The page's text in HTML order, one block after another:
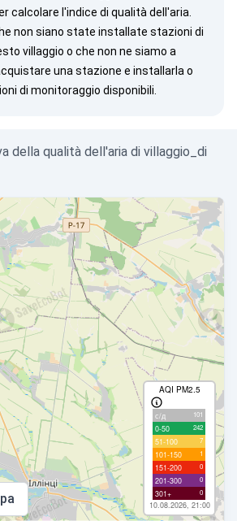
calcolare l'indice di qualità dell'aria.
non siano state installate stazioni di
villaggio o che non ne siamo a
una stazione e installarla o
di monitoraggio disponibili.
della qualità dell'aria di villaggio_di
AQI PM2.5
с/д 101
0-50 242
51-100 7
101-150 1
151-200 0
201-300 0
301+ 0
10.08.2026, 21:00